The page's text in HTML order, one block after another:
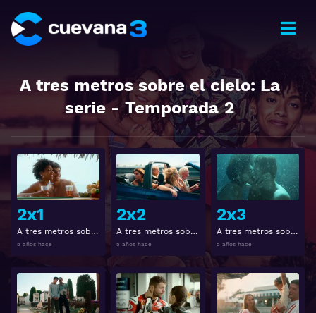
A tres metros sobre el cielo: La
serie- Temporada 2
2x1
A tres metros sobre el cielo: La serie 2x1
5 años hace
2x2
A tres metros sobre el cielo: La serie 2x2
5 años hace
Ver
2x3
A tres metros sobre el cielo: La serie 2x3
5 años hace
Ver Ver